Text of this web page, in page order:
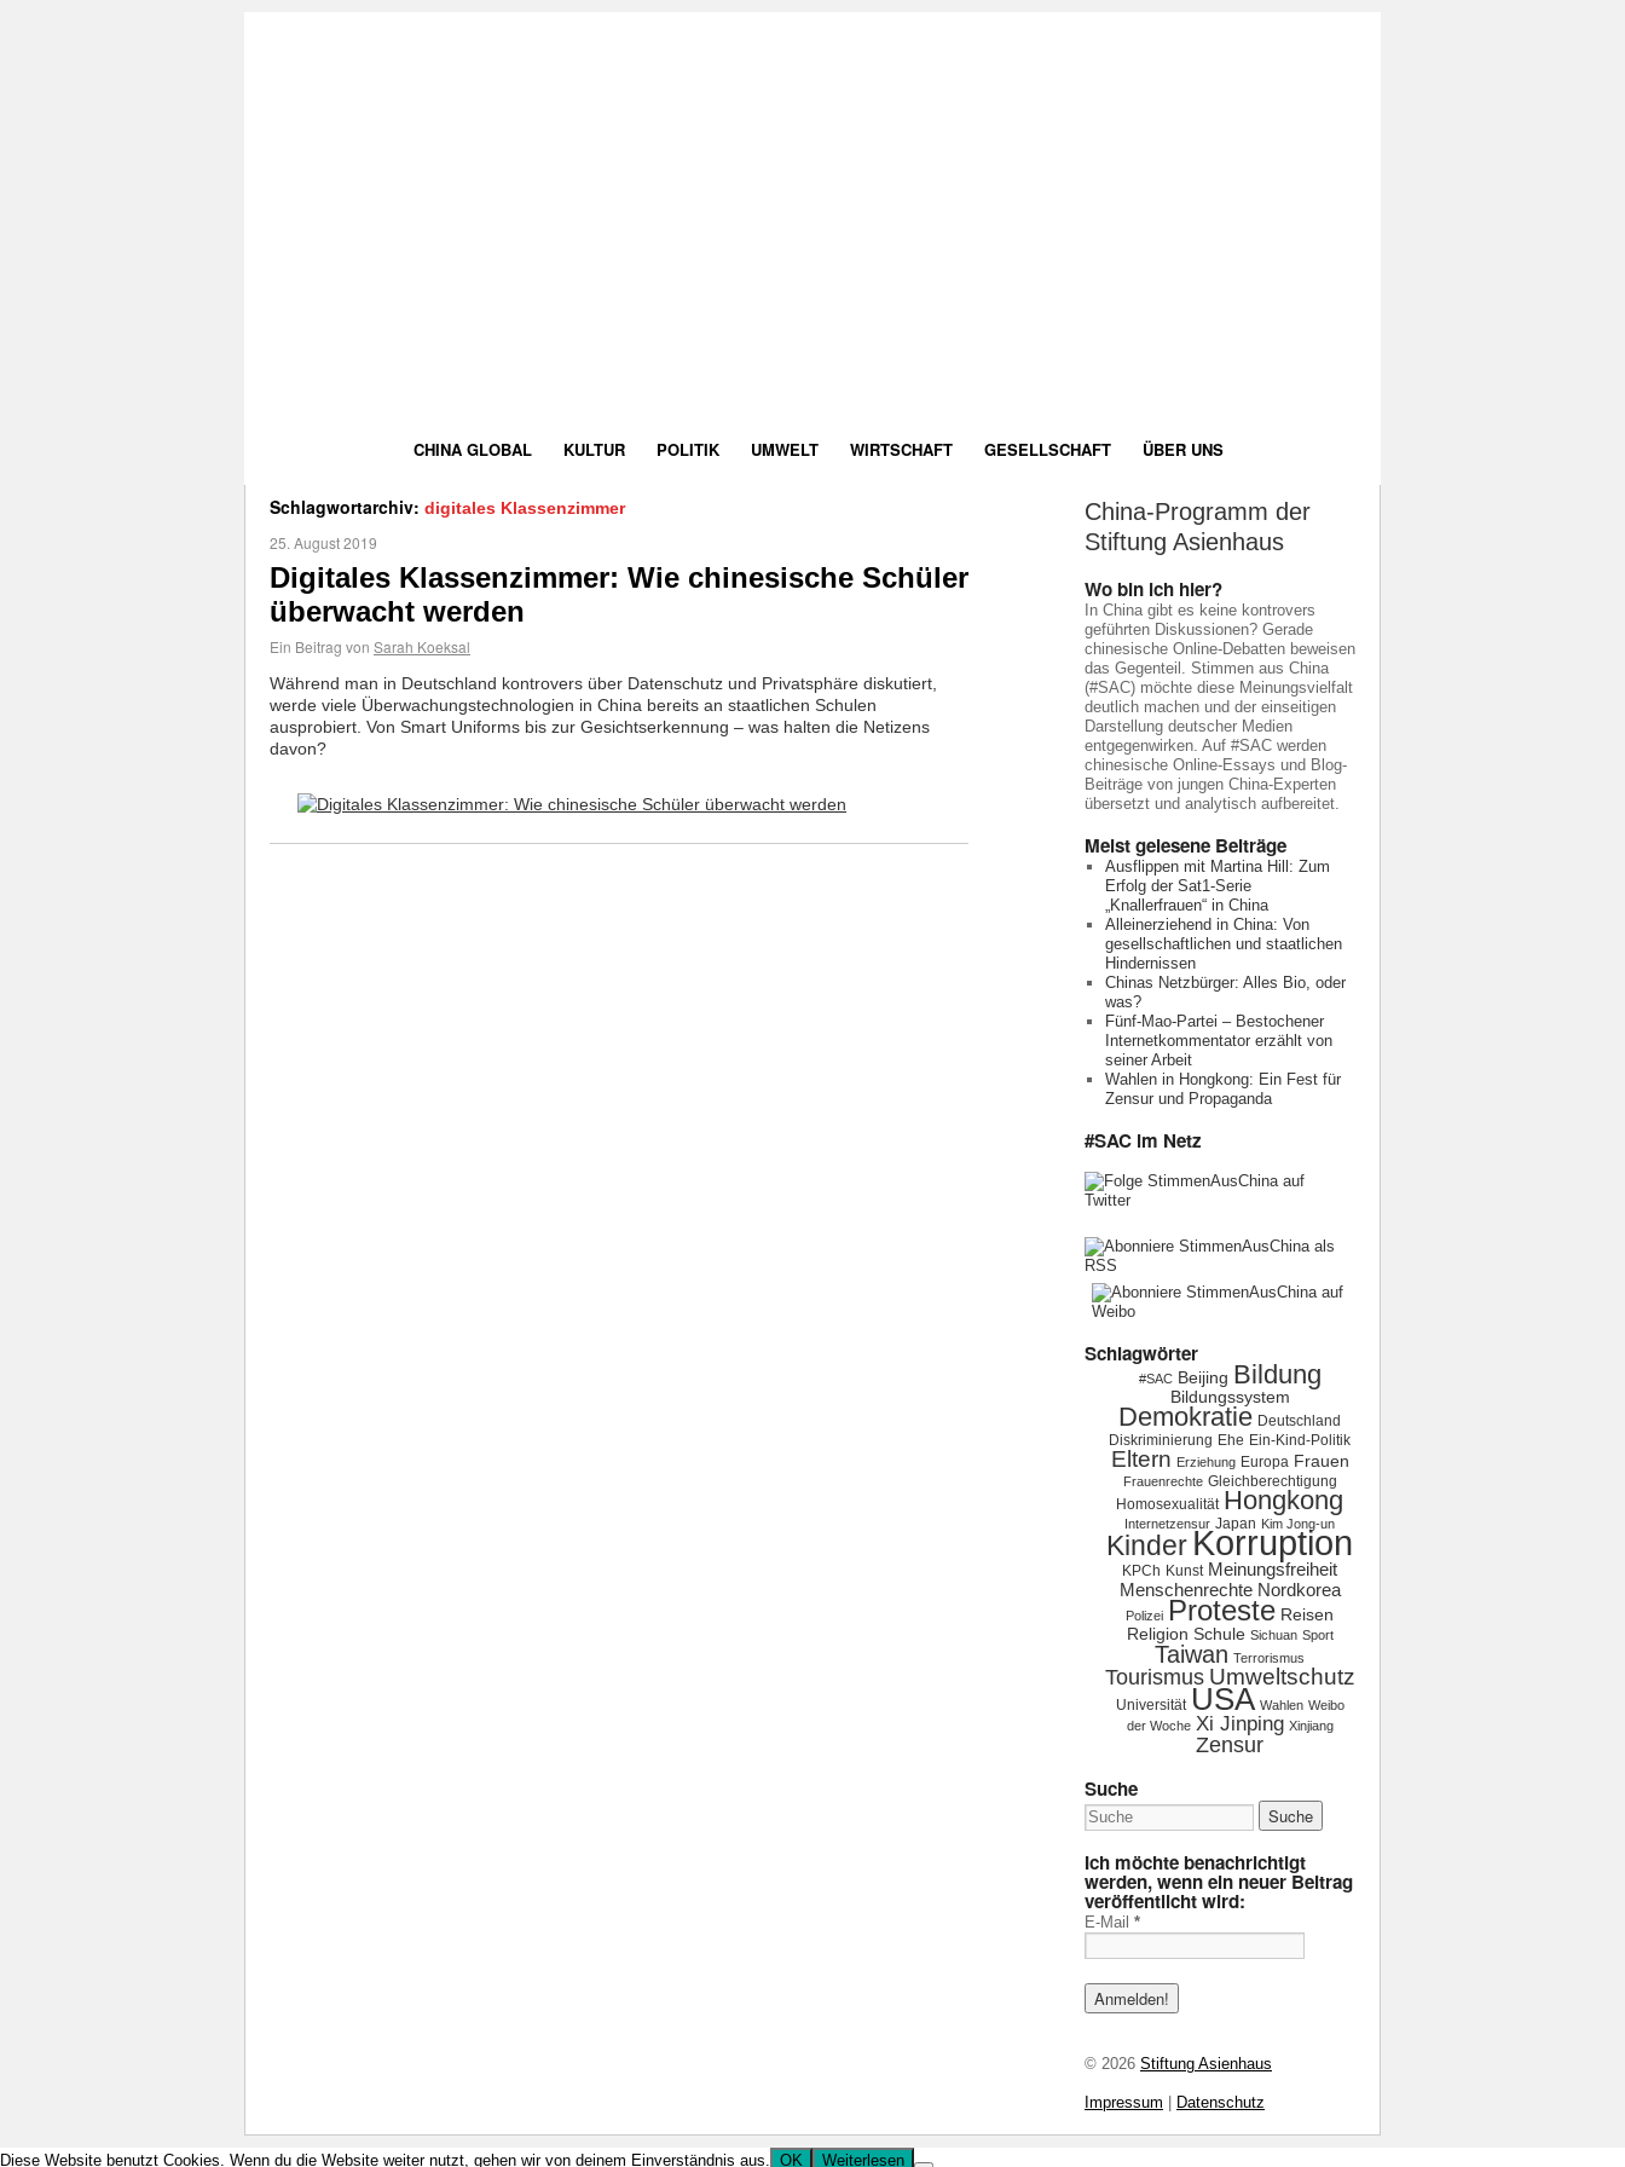
CHINA GLOBAL KULTUR POLITIK UMWELT WIRTSCHAFT GESELLSCHAFT ÜBER UNS
Schlagwortarchiv: digitales Klassenzimmer
25. August 2019
Digitales Klassenzimmer: Wie chinesische Schüler
überwacht werden
Ein Beitrag von Sarah Koeksal
Während man in Deutschland kontrovers über Datenschutz und Privatsphäre diskutiert,
werde viele Überwachungstechnologien in China bereits an staatlichen Schulen
ausprobiert. Von Smart Uniforms bis zur Gesichtserkennung – was halten die Netizens
davon?
China-Programm der
Stiftung Asienhaus
Wo bin ich hier?
In China gibt es keine kontrovers
geführten Diskussionen? Gerade
chinesische Online-Debatten beweisen
das Gegenteil. Stimmen aus China
(#SAC) möchte diese Meinungsvielfalt
deutlich machen und der einseitigen
Darstellung deutscher Medien
entgegenwirken. Auf #SAC werden
chinesische Online-Essays und Blog-
Beiträge von jungen China-Experten
übersetzt und analytisch aufbereitet.
Meist gelesene Beiträge
Ausflippen mit Martina Hill: Zum
Erfolg der Sat1-Serie
„Knallerfrauen“ in China
Alleinerziehend in China: Von
gesellschaftlichen und staatlichen
Hindernissen
Chinas Netzbürger: Alles Bio, oder
was?
Fünf-Mao-Partei – Bestochener
Internetkommentator erzählt von
seiner Arbeit
Wahlen in Hongkong: Ein Fest für
Zensur und Propaganda
#SAC im Netz
Schlagwörter
#SAC Beijing Bildung
Bildungssystem
Demokratie Deutschland
Diskriminierung Ehe Ein-Kind-Politik
Eltern Erziehung Europa Frauen
Frauenrechte Gleichberechtigung
Homosexualität Hongkong
Internetzensur Japan Kim Jong-un
KinderKorruption
KPCh Kunst Meinungsfreiheit
Menschenrechte Nordkorea
Polizei Proteste Reisen
Religion Schule Sichuan Sport
Taiwan Terrorismus
Tourismus Umweltschutz
Universität USA Wahlen Weibo
der Woche Xi Jinping Xinjiang
Zensur
Suche
Ich möchte benachrichtigt
werden, wenn ein neuer Beitrag
veröffentlicht wird:
E-Mail *
© 2026 Stiftung Asienhaus
Impressum Datenschutz
Diese Website benutzt Cookies. Wenn du die Website weiter nutzt, gehen wir von deinem Einverständnis aus. OK Weiterlesen